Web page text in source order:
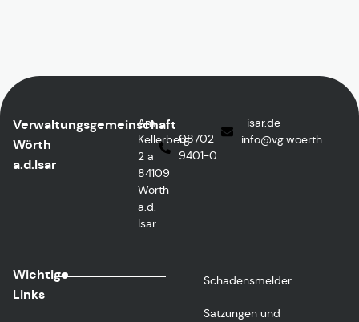
Verwaltungsgemeinschaft
Wörth
a.d.Isar
Am
Kellerberg
2 a
84109
Wörth
a.d.
Isar
08702
9401-0
ed.rasi-
htreow.gv
@ofni
Wichtige
Links
Schadensmelder
Satzungen und